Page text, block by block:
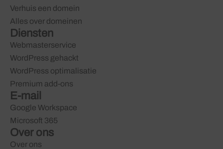
Verhuis een domein
Alles over domeinen
Diensten
Webmasterservice
WordPress gehackt
WordPress optimalisatie
Premium add-ons
E-mail
Google Workspace
Microsoft 365
Over ons
Over ons